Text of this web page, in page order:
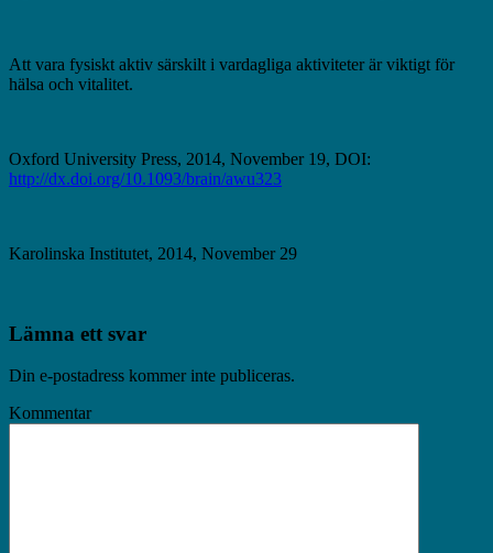
Att vara fysiskt aktiv särskilt i vardagliga aktiviteter är viktigt för
hälsa och vitalitet.
Oxford University Press, 2014, November 19, DOI:
http://dx.doi.org/10.1093/brain/awu323
Karolinska Institutet, 2014, November 29
Lämna ett svar
Din e-postadress kommer inte publiceras.
Kommentar